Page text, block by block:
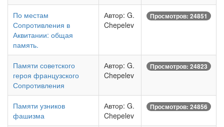
По местам
Сопротивления в
Аквитании: общая
память.
Автор: G.
Chepelev
Просмотров: 24851
Памяти советского
героя французского
Сопротивления
Автор: G.
Chepelev
Просмотров: 24823
Памяти узников
фашизма
Автор: G.
Chepelev
Просмотров: 24856